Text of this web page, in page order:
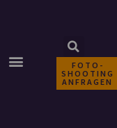
FOTO-
SHOOTING
ANFRAGEN